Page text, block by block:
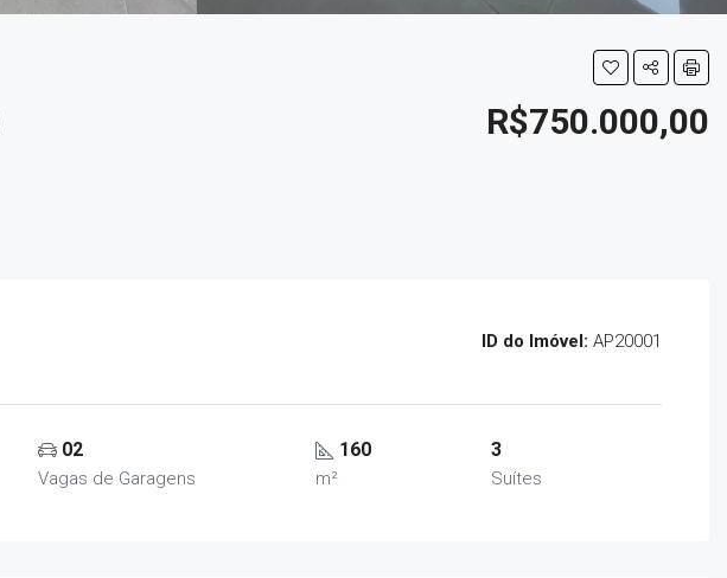
R$750.000,00
ID do Imóvel: AP20001
02
Vagas de Garagens
160
m²
3
Suítes